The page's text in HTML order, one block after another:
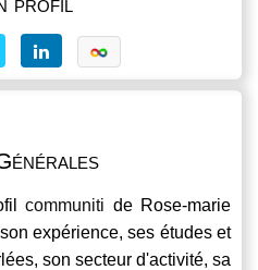
communiti de Rose-marie
expérience, ses études et
son secteur d'activité, sa